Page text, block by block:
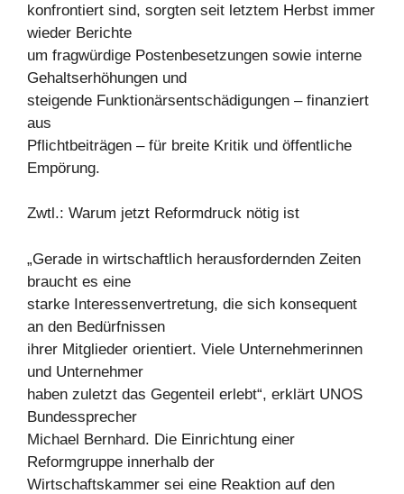
konfrontiert sind, sorgten seit letztem Herbst immer
wieder Berichte
um fragwürdige Postenbesetzungen sowie interne
Gehaltserhöhungen und
steigende Funktionärsentschädigungen – finanziert
aus
Pflichtbeiträgen – für breite Kritik und öffentliche
Empörung.
Zwtl.: Warum jetzt Reformdruck nötig ist
„Gerade in wirtschaftlich herausfordernden Zeiten
braucht es eine
starke Interessenvertretung, die sich konsequent
an den Bedürfnissen
ihrer Mitglieder orientiert. Viele Unternehmerinnen
und Unternehmer
haben zuletzt das Gegenteil erlebt“, erklärt UNOS
Bundessprecher
Michael Bernhard. Die Einrichtung einer
Reformgruppe innerhalb der
Wirtschaftskammer sei eine Reaktion auf den